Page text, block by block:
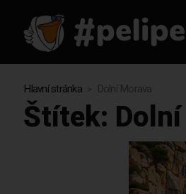
Hlavní stránka Dolní Morava
Štítek: